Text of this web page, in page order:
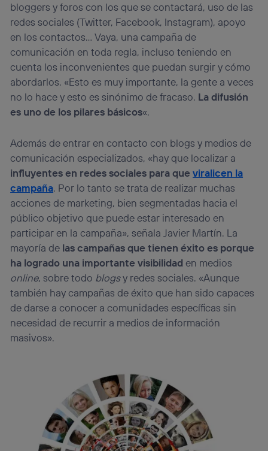
bloggers y foros con los que se contactará, uso de las
redes sociales (Twitter, Facebook, Instagram), apoyo
en los contactos… Vaya, una campaña de
comunicación en toda regla, incluso teniendo en
cuenta los inconvenientes que puedan surgir y cómo
abordarlos. «Esto es muy importante, la gente a veces
no lo hace y esto es sinónimo de fracaso. La difusión
es uno de los pilares básicos«.
Además de entrar en contacto con blogs y medios de
comunicación especializados, «hay que localizar a
influyentes en redes sociales para queviralicen la
campaña. Por lo tanto se trata de realizar muchas
acciones de marketing, bien segmentadas hacia el
público objetivo que puede estar interesado en
participar en la campaña», señala Javier Martín. La
mayoría de las campañas que tienen éxito es porque
ha logrado una importante visibilidaden medios
online, sobre todo blogsy redes sociales. «Aunque
también hay campañas de éxito que han sido capaces
de darse a conocer a comunidades específicas sin
necesidad de recurrir a medios de información
masivos».